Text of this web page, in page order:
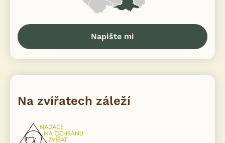
Napište mi
Na zvířatech záleží